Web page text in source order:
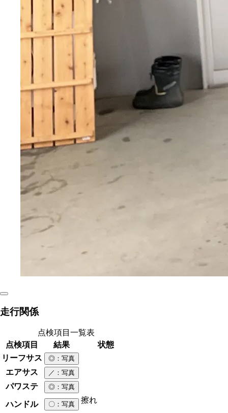
走行関係
点検項目一覧表
点検項目
結果
状態
リーフサス
◎ ：写真
エアサス ／ ：写真
パワステ ◎ ：写真
ハンドル 〇 ：写真 擦れ